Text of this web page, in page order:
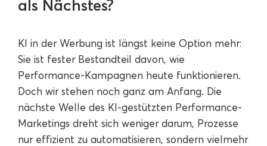
als Nächstes?
KI in der Werbung ist längst keine Option mehr:
Sie ist fester Bestandteil davon, wie
Performance-Kampagnen heute funktionieren.
Doch wir stehen noch ganz am Anfang. Die
nächste Welle des KI-gestützten Performance-
Marketings dreht sich weniger darum, Prozesse
nur effizient zu automatisieren, sondern vielmehr